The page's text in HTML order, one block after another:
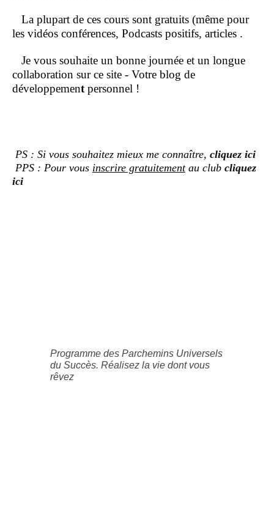
La plupart de ces cours sont gratuits (même pour
les vidéos conférences, Podcasts positifs, articles .
Je vous souhaite un bonne journée et un longue
collaboration sur ce site - Votre blog de
développement personnel !
PS : Si vous souhaitez mieux me connaître, cliquez ici
PPS : Pour vous inscrire gratuitementau club cliquez
ici
Programme des Parchemins Universels
du Succès. Réalisez la vie dont vous
rêvez